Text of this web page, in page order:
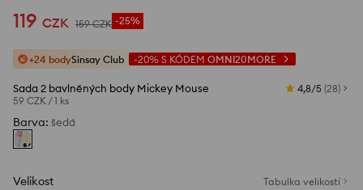
119 CZK 159 CZK -25%
+24 bodySinsay Club -20% S KÓDEM OMNI20MORE
Sada 2 bavlněných body Mickey Mouse
59 CZK /1 ks
4,8/5 (28)
Barva: šedá
Velikost Tabulka velikostí